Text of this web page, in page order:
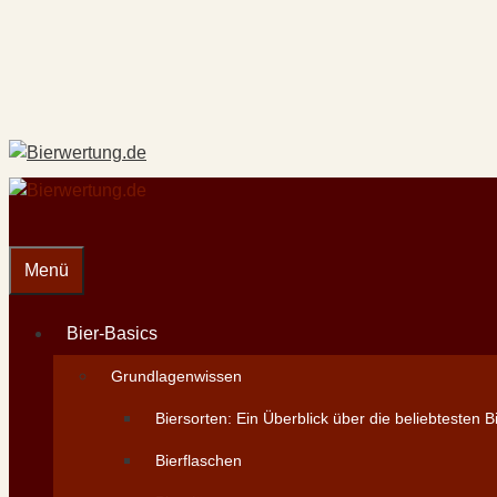
Menü
Bier-Basics
Grundlagenwissen
Biersorten: Ein Überblick über die beliebtesten
Bierflaschen